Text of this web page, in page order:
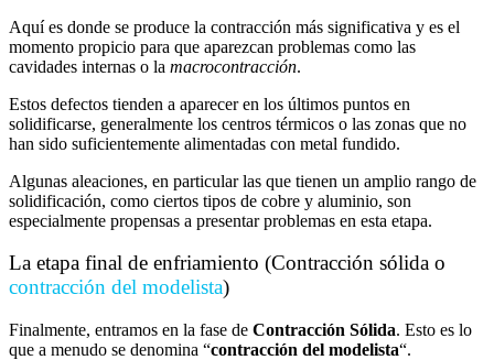
Aquí es donde se produce la contracción más significativa y es el
momento propicio para que aparezcan problemas como las
cavidades internas o la macrocontracción.
Estos defectos tienden a aparecer en los últimos puntos en
solidificarse, generalmente los centros térmicos o las zonas que no
han sido suficientemente alimentadas con metal fundido.
Algunas aleaciones, en particular las que tienen un amplio rango de
solidificación, como ciertos tipos de cobre y aluminio, son
especialmente propensas a presentar problemas en esta etapa.
La etapa final de enfriamiento (Contracción sólida o
contracción del modelista)
Finalmente, entramos en la fase de Contracción Sólida. Esto es lo
que a menudo se denomina “contracción del modelista“.